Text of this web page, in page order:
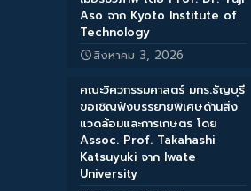
Aso จาก Kyoto Institute of
Technology
สิงหาคม 3, 2026
คณะวิศวกรรมศาสตร์ มทร.ธัญบุรี
ขอเชิญฟังบรรยายพิเศษด้านสิ่ง
แวดล้อมและการเกษตร โดย
Assoc. Prof. Takahashi
Katsuyuki จาก Iwate
University